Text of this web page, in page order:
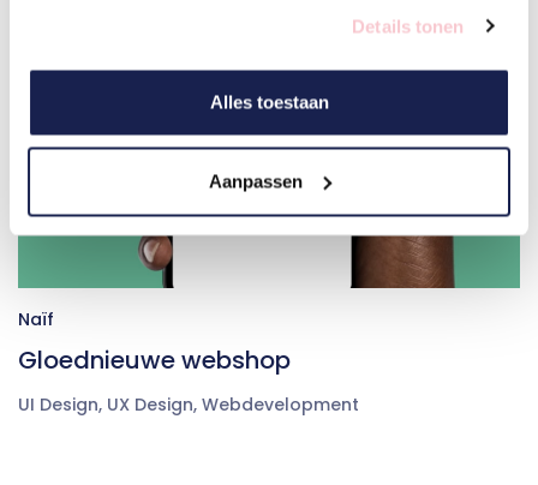
Details tonen
Alles toestaan
Aanpassen
Naïf
Gloednieuwe webshop
UI Design, UX Design, Webdevelopment